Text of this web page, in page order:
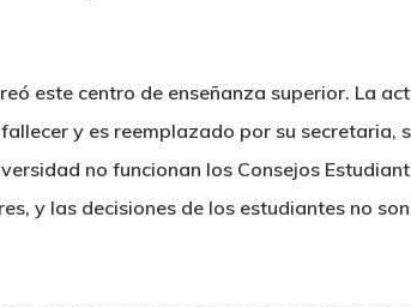
este centro de enseñanza superior. La
y es reemplazado por su secretaria,
no funcionan los Consejos
y las decisiones de los estudiantes no